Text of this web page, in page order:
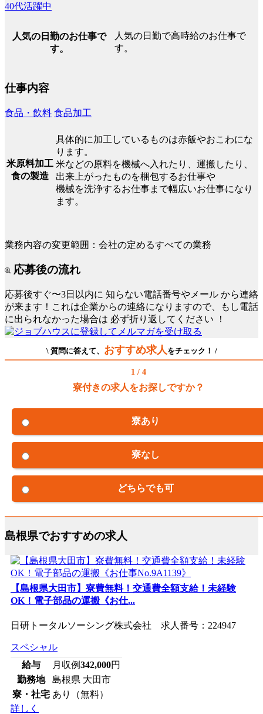
40代活躍中
人気の日勤のお仕事で
す。
人気の日勤で高時給のお仕事で
す。
仕事内容
食品・飲料 食品加工
米原料加工
食の製造
具体的に加工しているものは赤飯やおこわにな
ります。
米などの原料を機械へ入れたり、運搬したり、
出来上がったものを梱包するお仕事や
機械を洗浄するお仕事まで幅広いお仕事になり
ます。
業務内容の変更範囲：会社の定めるすべての業務
応募後の流れ
応募後すぐ〜3日以内に 知らない電話番号やメール から連絡
が来ます！これは企業からの連絡になりますので、もし電話
に出られなかった場合は 必ず折り返してください ！
\ 質問に答えて、 おすすめ求人をチェック！ /
1 / 4
寮付きの求人をお探しですか？
寮あり
寮なし
どちらでも可
島根県でおすすめの求人
【島根県大田市】寮費無料！交通費全額支給！未経験
OK！電子部品の運搬《お仕...
日研トータルソーシング株式会社 求人番号：224947
スペシャル
給与
月収例342,000円
勤務地
島根県 大田市
寮・社宅 あり（無料）
詳しく